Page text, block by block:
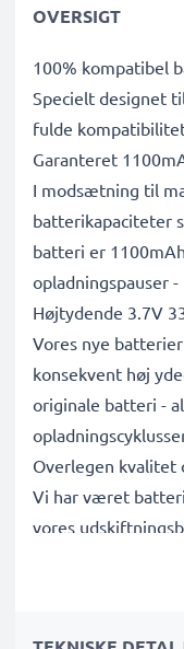
OVERSIGT
100% kompatibel
Specielt designet
fulde
Garanteret
I modsætning til
batterikapaciteter
batteri er
opladningspauser
Højtydende 3.7V
Vores nye
konsekvent høj
originale batteri -
Overlegen kvalitet
Vi har været
vores